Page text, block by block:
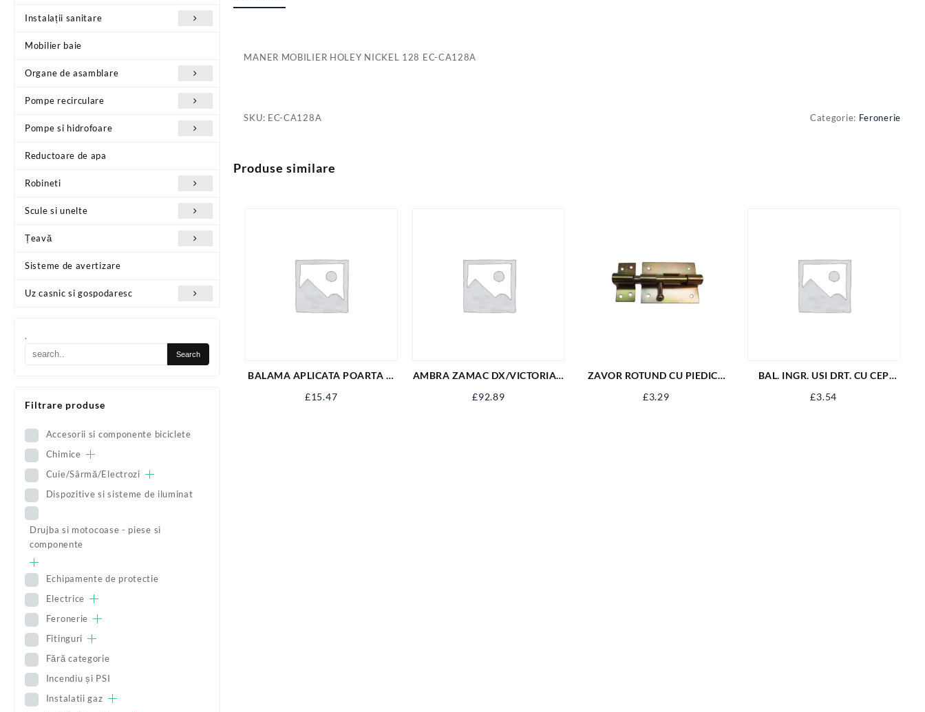
Instalații sanitare
Mobilier baie
Organe de asamblare
Pompe recirculare
Pompe si hidrofoare
Reductoare de apa
Robineti
Scule si unelte
Țeavă
Sisteme de avertizare
Uz casnic si gospodaresc
.
Filtrare produse
Accesorii si componente biciclete
Chimice
Cuie/Sârmă/Electrozi
Dispozitive si sisteme de iluminat
Drujba si motocoase - piese si
componente
Echipamente de protectie
Electrice
Feronerie
Fitinguri
Fără categorie
Incendiu și PSI
Instalatii gaz
MANER MOBILIER HOLEY NICKEL 128 EC-CA128A
SKU: EC-CA128A Categorie: Feronerie
Produse similare
BALAMA APLICATA POARTA L-
£15.47
AMBRA ZAMAC DX/VICTORIAN
£92.89
ZAVOR ROTUND CU PIEDICA
£3.29
BAL. INGR. USI DRT. CU CEP
£3.54